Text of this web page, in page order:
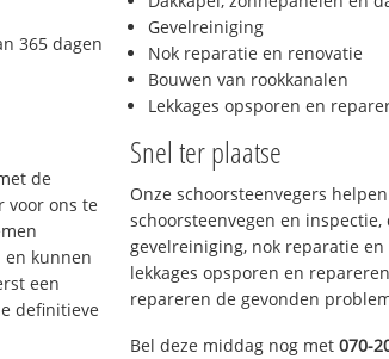
365 dagen
de
voor ons te
en kunnen
een
definitieve
Gevelreiniging
Nok reparatie en renovatie
Bouwen van rookkanalen
Lekkages opsporen en
Snel ter plaatse
Onze schoorsteenvegers
schoorsteenvegen en
gevelreiniging, nok reparatie
lekkages opsporen en
repareren de gevonden
Bel deze middag nog met 070-